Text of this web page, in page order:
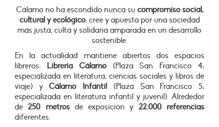
Cálamo no ha escondido nunca su compromiso social,
cultural y ecológico: cree y apuesta por una sociedad
más justa, culta y solidaria amparada en un desarrollo
sostenible.
En la actualidad mantiene abiertos dos espacios
libreros: Librería Cálamo(Plaza San Francisco 4;
especializada en literatura, ciencias sociales y libros de
viaje) yCálamo Infantil (Plaza San Francisco 5;
especializada en literatura infantil y juvenil). Alrededor
de250 metrosde exposición y 22.000 referencias
diferentes.